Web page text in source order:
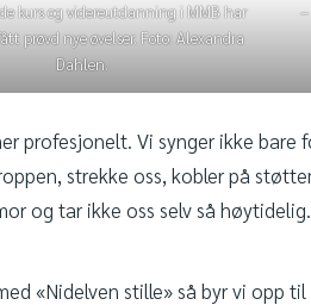
kurs og videreutdanning i MMB har
prøvd nye øvelser. Foto: Alexandra
Dahlen.
profesjonelt. Vi synger ikke bare
strekke oss, kobler på
og tar ikke oss selv så
«Nidelven stille» så byr vi opp